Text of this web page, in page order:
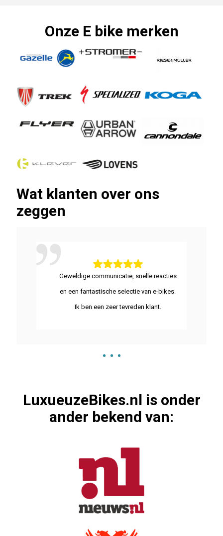
Onze E bike merken
Wat klanten over ons
zeggen
Geweldige communicatie, snelle reacties
en een fantastische selectie van e-bikes.
Ik ben een zeer tevreden klant.
LuxueuzeBikes.nl is onder
ander bekend van: